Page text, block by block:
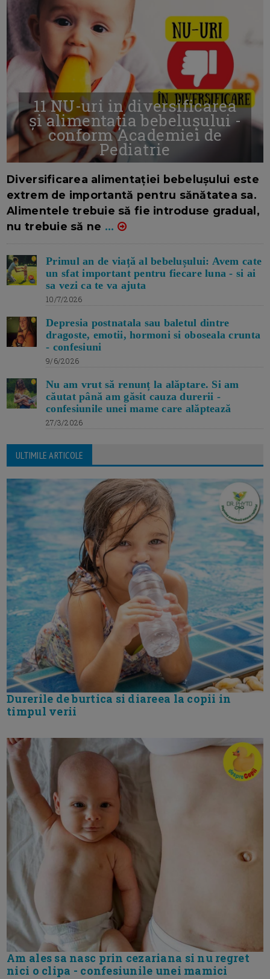
11 NU-uri in diversificarea
și alimentația bebelușului -
conform Academiei de
Pediatrie
Diversificarea alimentației bebelușului este
extrem de importantă pentru sănătatea sa.
Alimentele trebuie să fie introduse gradual,
nu trebuie să ne ...
Primul an de viață al bebelușului: Avem cate
un sfat important pentru fiecare luna - si ai
sa vezi ca te va ajuta
10/7/2026
Depresia postnatala sau baletul dintre
dragoste, emotii, hormoni si oboseala crunta
- confesiuni
9/6/2026
Nu am vrut să renunț la alăptare. Si am
căutat până am găsit cauza durerii -
confesiunile unei mame care alăptează
27/3/2026
ULTIMILE ARTICOLE
Durerile de burtica si diareea la copii in
timpul verii
Am ales sa nasc prin cezariana si nu regret
nici o clipa - confesiunile unei mamici